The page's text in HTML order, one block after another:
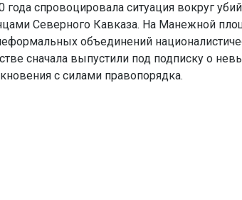
спровоцировала ситуация вокруг
Северного Кавказа. На Манежной
объединений
сначала выпустили под подписку о
с силами правопорядка.